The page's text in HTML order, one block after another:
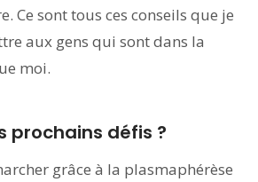
Ce sont tous ces conseils que je
aux gens qui sont dans la
moi.
prochains défis ?
grâce à la plasmaphérèse